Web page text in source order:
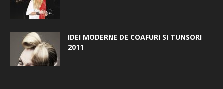
IDEI MODERNE DE COAFURI SI TUNSORI
2011